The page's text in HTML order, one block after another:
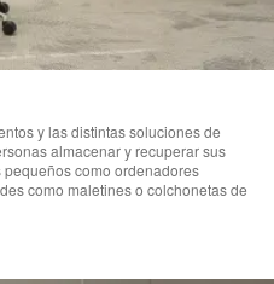
y las distintas soluciones de
almacenar y recuperar sus
como ordenadores
como maletines o colchonetas de